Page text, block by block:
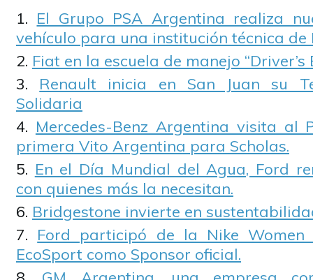
El Grupo PSA Argentina realiza
vehículo para una institución técnica de
Fiat en la escuela de manejo “Driver’s
Renault inicia en San Juan su
Solidaria
Mercedes-Benz Argentina visita al
primera Vito Argentina para Scholas.
En el Día Mundial del Agua, Ford
con quienes más la necesitan.
Bridgestone invierte en
Ford participó de la Nike
EcoSport como Sponsor oficial.